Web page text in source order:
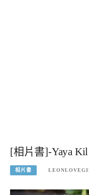
[相片書]-Yaya Kil
相片書